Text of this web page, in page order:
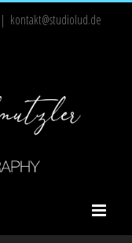
| kontakt@studiolud.de